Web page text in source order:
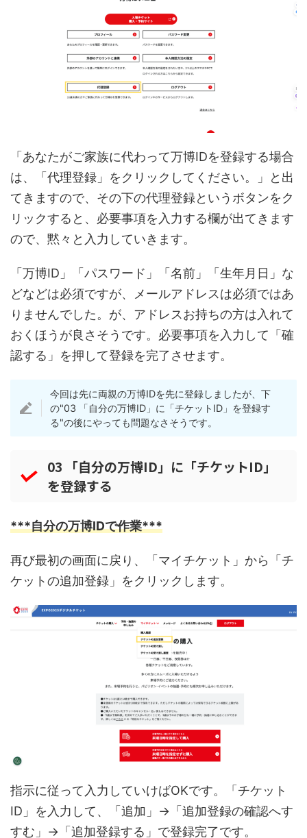
「あなたがご家族に代わって万博IDを登録する場合
は、「代理登録」をクリックしてください。」と出
てきますので、その下の代理登録というボタンをク
リックすると、必要事項を入力する欄が出てきます
ので、黙々と入力していきます。
「万博ID」「パスワード」「名前」「生年月日」な
どなどは必須ですが、メールアドレスは必須ではあ
りませんでした。が、アドレスお持ちの方は入れて
おくほうが良さそうです。必要事項を入力して「確
認する」を押して登録を完了させます。
今回は先に両親の万博IDを先に登録しましたが、下
の"03 「自分の万博ID」に「チケットID」を登録す
る"の後にやっても問題なさそうです。
03 「自分の万博ID」に「チケットID」
を登録する
***自分の万博IDで作業***
再び最初の画面に戻り、「マイチケット」から「チ
ケットの追加登録」をクリックします。
指示に従って入力していけばOKです。「チケット
ID」を入力して、「追加」→「追加登録の確認へす
すむ」→「追加登録する」で登録完了です。